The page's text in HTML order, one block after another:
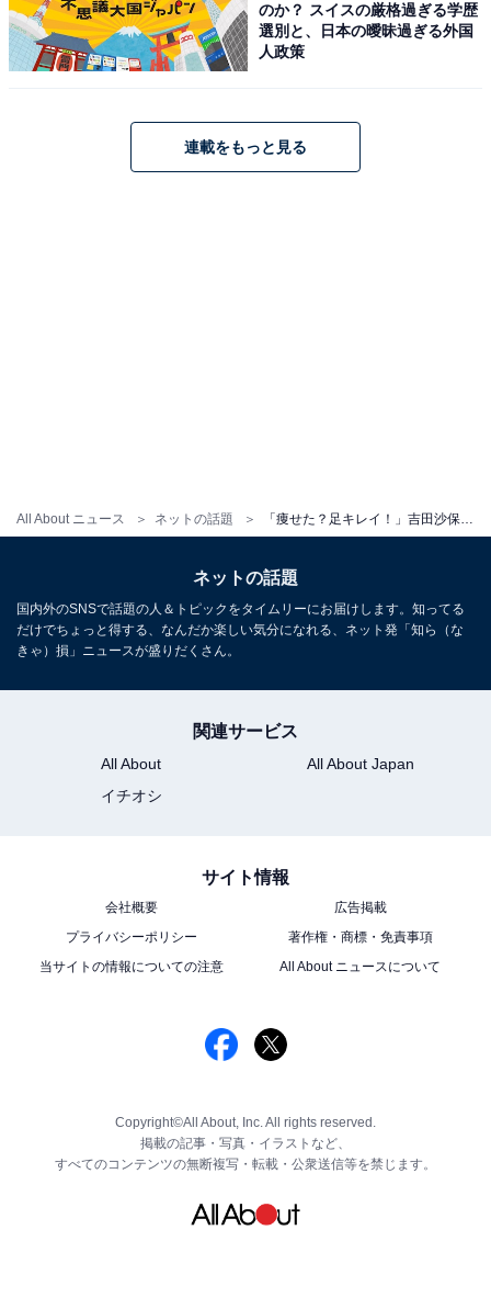
All About ニュース ネットの話題
のか？ スイスの厳格過ぎる学歴
選別と、日本の曖昧過ぎる外国
人政策
連載をもっと見る
ネットの話題
国内外のSNSで話題の人＆トピックをタイムリーにお届けします。知ってる
だけでちょっと得する、なんだか楽しい気分になれる、ネット発「知ら（な
きゃ）損」ニュースが盛りだくさん。
関連サービス
All About
All About Japan
イチオシ
サイト情報
会社概要
広告掲載
プライバシーポリシー
著作権・商標・免責事項
当サイトの情報についての注意
All About ニュースについて
Copyright©All About, Inc. All rights reserved.
掲載の記事・写真・イラストなど、
すべてのコンテンツの無断複写・転載・公衆送信等を禁じます。